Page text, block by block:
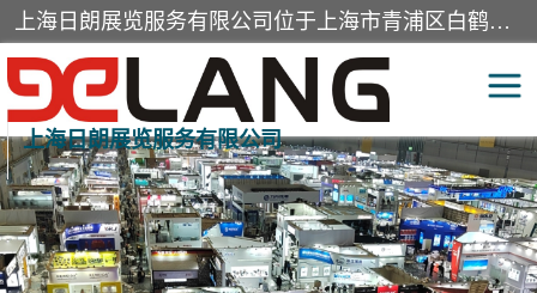
上海日朗展览服务有限公司位于上海市青浦区白鹤镇，营业范围有展览展示会务服务，室内装饰设计及施工，展示道具设计制作，舞台设计，图文设计，灯箱制作，园林绿化工程，广告装潢材料，建筑材料，办公用品，工艺礼品日用百货销售。
上海日朗展览服务有限公司
展台装修搭建 活动会议执行
展厅装修 专柜制作